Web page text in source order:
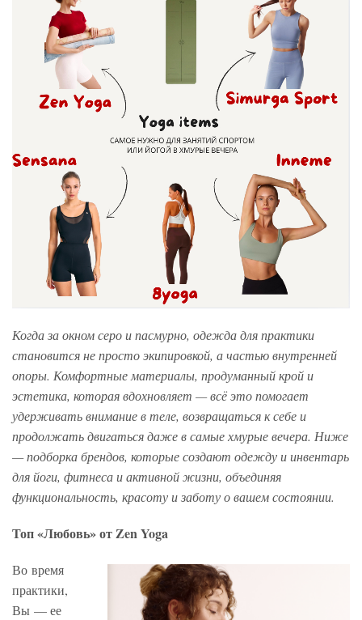
Когда за окном серо и пасмурно, одежда для практики
становится не просто экипировкой, а частью внутренней
опоры. Комфортные материалы, продуманный крой и
эстетика, которая вдохновляет — всё это помогает
удерживать внимание в теле, возвращаться к себе и
продолжать двигаться даже в самые хмурые вечера. Ниже
— подборка брендов, которые создают одежду и инвентарь
для йоги, фитнеса и активной жизни, объединяя
функциональность, красоту и заботу о вашем состоянии.
Топ «Любовь» от Zen Yoga
Во время
практики,
Вы — ее